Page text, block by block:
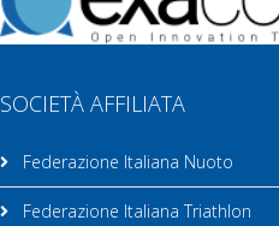
SOCIETÀ AFFILIATA
Federazione Italiana Nuoto
Federazione Italiana Triathlon